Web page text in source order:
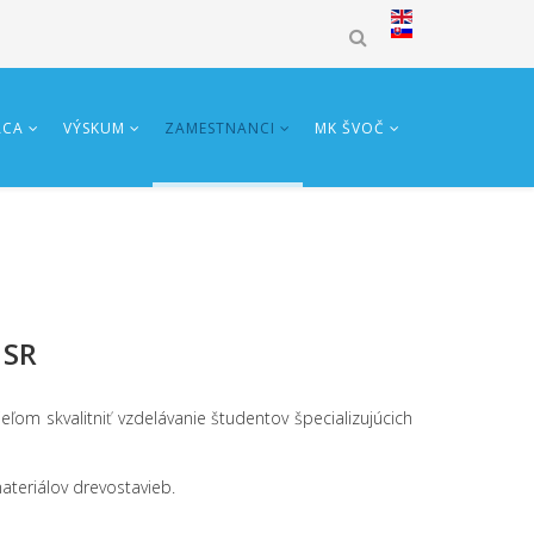
VÝSKUM ZAMESTNANCI MK ŠVOČ
skvalitniť vzdelávanie študentov špecializujúcich
drevostavieb.